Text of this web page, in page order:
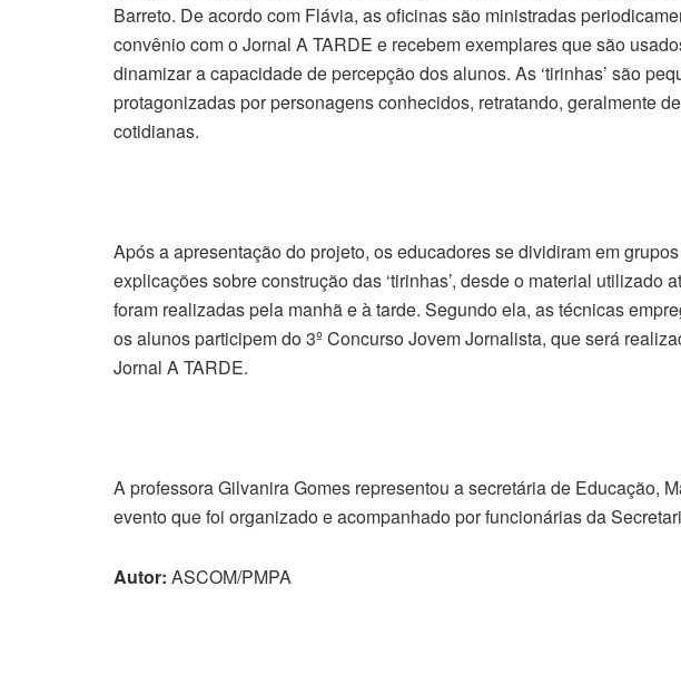
Barreto. De acordo com Flávia, as oficinas são ministradas
convênio com o Jornal A TARDE e recebem exemplares que são
dinamizar a capacidade de percepção dos alunos. As ‘tirinhas’ são
protagonizadas por personagens conhecidos, retratando, geralmente
cotidianas.
Após a apresentação do projeto, os educadores se dividiram em
explicações sobre construção das ‘tirinhas’, desde o material utilizado
foram realizadas pela manhã e à tarde. Segundo ela, as técnicas
os alunos participem do 3º Concurso Jovem Jornalista, que será
Jornal A TARDE.
A professora Gilvanira Gomes representou a secretária de Educação,
evento que foi organizado e acompanhado por funcionárias da
Autor: ASCOM/PMPA